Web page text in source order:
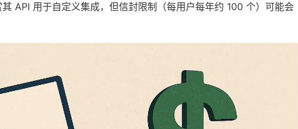
API 用于自定义集成，但信封限制（每用户每年约 100 个）可能会